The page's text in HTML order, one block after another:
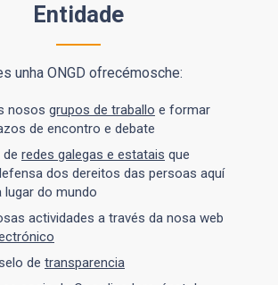
Entidade
unha ONGD ofrecémosche:
nosos grupos de traballo e formar
de encontro e debate
redes galegas e estatais que
dos dereitos das persoas aquí
lugar do mundo
actividades a través da nosa web
de transparencia